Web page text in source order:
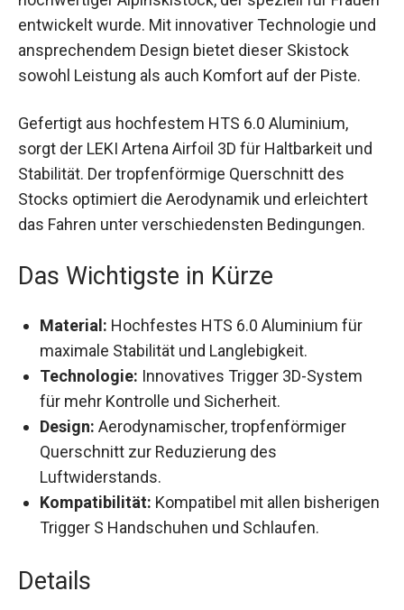
hochwertiger Alpinskistock, der speziell für
Frauen entwickelt wurde. Mit innovativer
Technologie und ansprechendem Design bietet
dieser Skistock sowohl Leistung als auch
Komfort auf der Piste.
Gefertigt aus hochfestem HTS 6.0 Aluminium,
sorgt der LEKI Artena Airfoil 3D für Haltbarkeit und
Stabilität. Der tropfenförmige Querschnitt des
Stocks optimiert die Aerodynamik und erleichtert
das Fahren unter verschiedensten Bedingungen.
Das Wichtigste in Kürze
Material: Hochfestes HTS 6.0 Aluminium für
maximale Stabilität und Langlebigkeit.
Technologie:Innovatives Trigger 3D-System
für mehr Kontrolle und Sicherheit.
Design:Aerodynamischer, tropfenförmiger
Querschnitt zur Reduzierung des
Luftwiderstands.
Kompatibilität:Kompatibel mit allen
Schlaufen.